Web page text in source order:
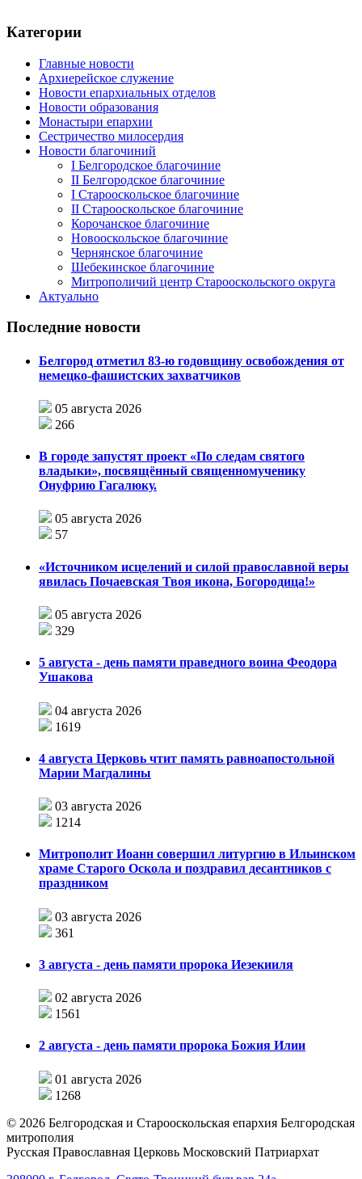
Категории
Главные новости
Архиерейское служение
Новости епархиальных отделов
Новости образования
Монастыри епархии
Сестричество милосердия
Новости благочиний
I Белгородское благочиние
II Белгородское благочиние
I Старооскольское благочиние
II Старооскольское благочиние
Корочанское благочиние
Новооскольское благочиние
Чернянское благочиние
Шебекинское благочиние
Митрополичий центр Старооскольского округа
Актуально
Последние новости
Белгород отметил 83-ю годовщину освобождения от
немецко-фашистских захватчиков
05 августа 2026
266
В городе запустят проект «По следам святого
владыки», посвящённый священномученику
Онуфрию Гагалюку.
05 августа 2026
57
«Источником исцелений и силой православной веры
явилась Почаевская Твоя икона, Богородица!»
05 августа 2026
329
5 августа - день памяти праведного воина Феодора
Ушакова
04 августа 2026
1619
4 августа Церковь чтит память равноапостольной
Марии Магдалины
03 августа 2026
1214
Митрополит Иоанн совершил литургию в Ильинском
храме Старого Оскола и поздравил десантников с
праздником
03 августа 2026
361
3 августа - день памяти пророка Иезекииля
02 августа 2026
1561
2 августа - день памяти пророка Божия Илии
01 августа 2026
1268
© 2026 Белгородская и Старооскольская епархия Белгородская
митрополия
Русская Православная Церковь Московский Патриархат